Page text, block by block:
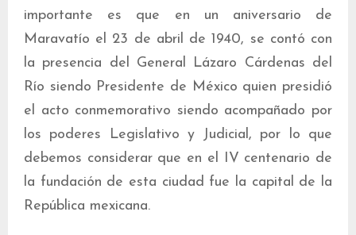
importante es que en un aniversario de
Maravatío el 23 de abril de 1940, se contó con
la presencia del General Lázaro Cárdenas del
Río siendo Presidente de México quien presidió
el acto conmemorativo siendo acompañado por
los poderes Legislativo y Judicial, por lo que
debemos considerar que en el IV centenario de
la fundación de esta ciudad fue la capital de la
República mexicana.